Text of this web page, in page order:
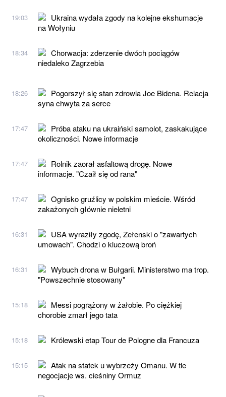
19:03
Ukraina wydała zgody na kolejne ekshumacje
na Wołyniu
18:34
Chorwacja: zderzenie dwóch pociągów
niedaleko Zagrzebia
18:26
Pogorszył się stan zdrowia Joe Bidena. Relacja
syna chwyta za serce
17:47
Próba ataku na ukraiński samolot, zaskakujące
okoliczności. Nowe informacje
17:47
Rolnik zaorał asfaltową drogę. Nowe
informacje. "Czaił się od rana"
17:47
Ognisko gruźlicy w polskim mieście. Wśród
zakażonych głównie nieletni
16:31
USA wyraziły zgodę, Zełenski o "zawartych
umowach". Chodzi o kluczową broń
16:31
Wybuch drona w Bułgarii. Ministerstwo ma trop.
"Powszechnie stosowany"
15:18
Messi pogrążony w żałobie. Po ciężkiej
chorobie zmarł jego tata
15:18 Królewski etap Tour de Pologne dla Francuza
15:15
Atak na statek u wybrzeży Omanu. W tle
negocjacje ws. cieśniny Ormuz